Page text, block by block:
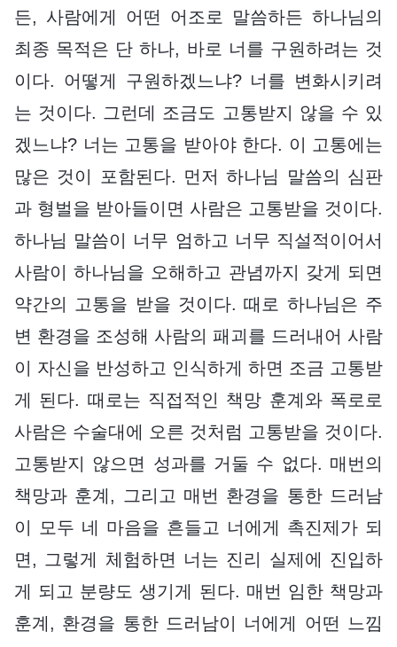
든, 사람에게 어떤 어조로 말씀하든 하나님의
최종 목적은 단 하나, 바로 너를 구원하려는 것
이다. 어떻게 구원하겠느냐? 너를 변화시키려
는 것이다. 그런데 조금도 고통받지 않을 수 있
겠느냐? 너는 고통을 받아야 한다. 이 고통에는
많은 것이 포함된다. 먼저 하나님 말씀의 심판
과 형벌을 받아들이면 사람은 고통받을 것이다.
하나님 말씀이 너무 엄하고 너무 직설적이어서
사람이 하나님을 오해하고 관념까지 갖게 되면
약간의 고통을 받을 것이다. 때로 하나님은 주
변 환경을 조성해 사람의 패괴를 드러내어 사람
이 자신을 반성하고 인식하게 하면 조금 고통받
게 된다. 때로는 직접적인 책망 훈계와 폭로로
사람은 수술대에 오른 것처럼 고통받을 것이다.
고통받지 않으면 성과를 거둘 수 없다. 매번의
책망과 훈계, 그리고 매번 환경을 통한 드러남
이 모두 네 마음을 흔들고 너에게 촉진제가 되
면, 그렇게 체험하면 너는 진리 실제에 진입하
게 되고 분량도 생기게 된다. 매번 임한 책망과
훈계, 환경을 통한 드러남이 너에게 어떤 느낌